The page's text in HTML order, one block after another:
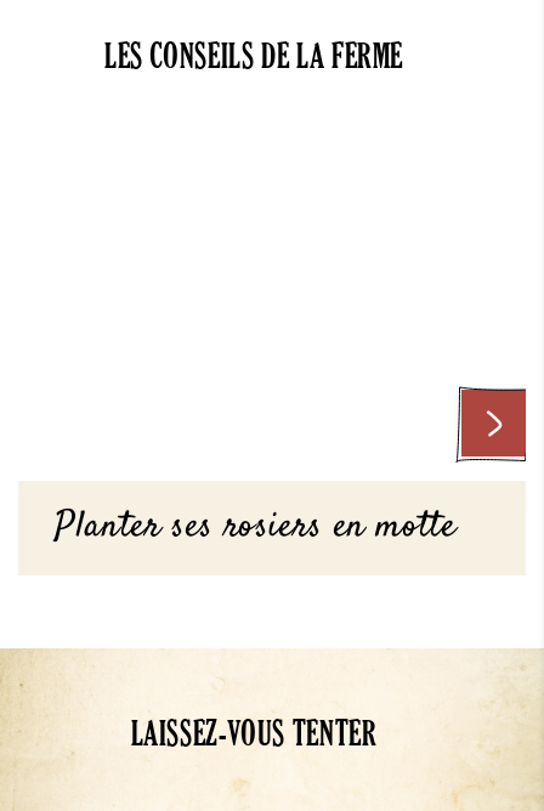
LES CONSEILS DE LA FERME
Planter ses rosiers en motte
LAISSEZ-VOUS TENTER